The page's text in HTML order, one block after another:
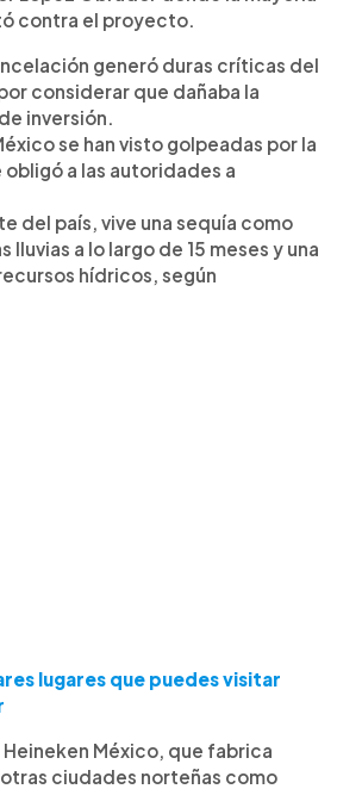
contra el proyecto.
generó duras críticas del
considerar que dañaba la
inversión.
se han visto golpeadas por la
a las autoridades a
del país, vive una sequía como
lluvias a lo largo de 15 meses y una
hídricos, según
lugares que puedes visitar
México, que fabrica
ciudades norteñas como